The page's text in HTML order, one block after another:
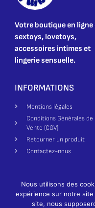
Votre boutique en ligne
sextoys, lovetoys,
accessoires intimes et
lingerie sensuelle.
INFORMATIONS
Mentions légales
Conditions Générales de
Vente (CGV)
Retourner un produit
Contactez-nous
Création site par Made in
Nous utilisons des
expérience sur notre
site, nous